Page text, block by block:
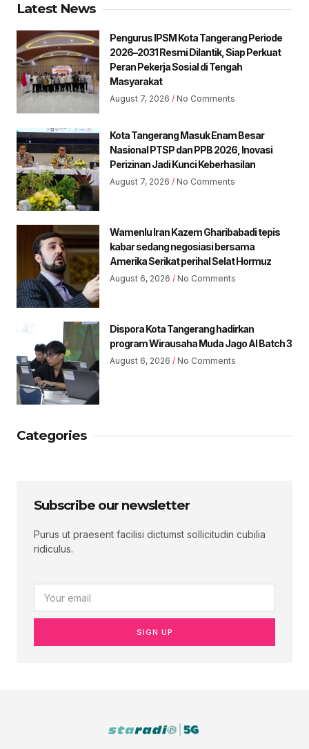
Latest News
Pengurus IPSM Kota Tangerang Periode
2026–2031 Resmi Dilantik, Siap Perkuat
Peran Pekerja Sosial di Tengah
Masyarakat
August 7, 2026 No Comments
Kota Tangerang Masuk Enam Besar
Nasional PTSP dan PPB 2026, Inovasi
Perizinan Jadi Kunci Keberhasilan
August 7, 2026 No Comments
Wamenlu Iran Kazem Gharibabadi tepis
kabar sedang negosiasi bersama
Amerika Serikat perihal Selat Hormuz
August 6, 2026 No Comments
Dispora Kota Tangerang hadirkan
program Wirausaha Muda Jago AI Batch 3
August 6, 2026 No Comments
Categories
Subscribe our newsletter
Purus ut praesent facilisi dictumst sollicitudin cubilia
ridiculus.
SIGN UP